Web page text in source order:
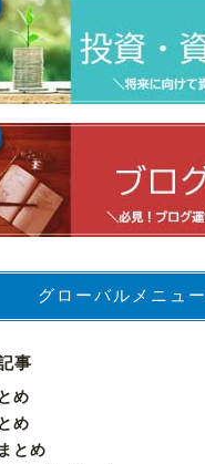
グローバルメニュー
事
め
め
とめ